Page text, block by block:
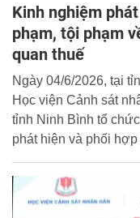
Kinh nghiệm
phạm, tội phạm
quan thuế
Ngày 04/6/2026, tại
Học viện Cảnh sát
tỉnh Ninh Bình tổ
phát hiện và phối
Bình”.